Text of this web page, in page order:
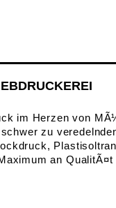
im Herzen von
zu
an